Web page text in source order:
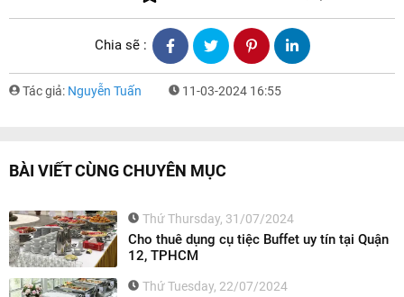
Chia sẽ :
Tác giả: Nguyễn Tuấn 11-03-2024 16:55
BÀI VIẾT CÙNG CHUYÊN MỤC
Thứ Thursday, 31/07/2024
Cho thuê dụng cụ tiệc Buffet uy tín tại Quận
12, TPHCM
Thứ Tuesday, 22/07/2024